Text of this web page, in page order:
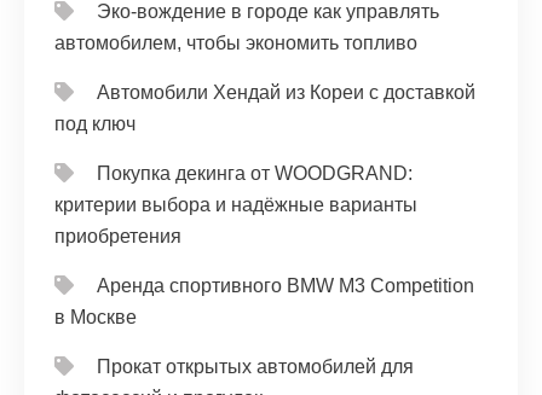
Эко-вождение в городе как управлять
автомобилем, чтобы экономить топливо
Автомобили Хендай из Кореи с доставкой
под ключ
Покупка декинга от WOODGRAND:
критерии выбора и надёжные варианты
приобретения
Аренда спортивного BMW M3 Competition
в Москве
Прокат открытых автомобилей для